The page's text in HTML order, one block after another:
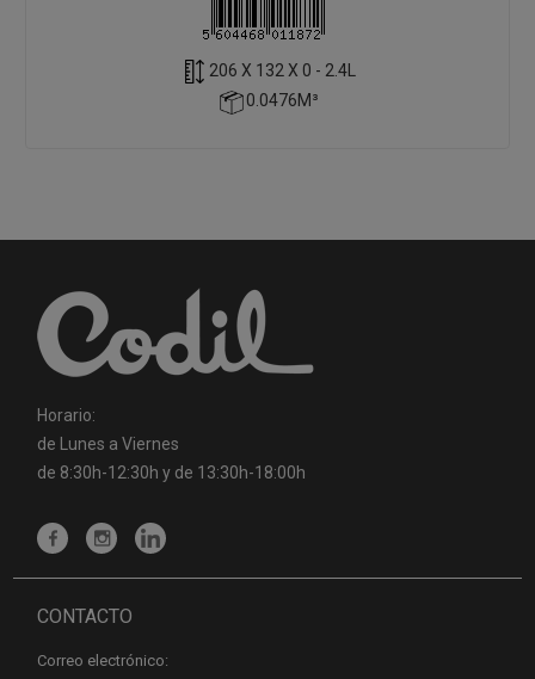
206 X 132 X 0 - 2.4L
0.0476M³
Horario:
de Lunes a Viernes
de 8:30h-12:30h y de 13:30h-18:00h
CONTACTO
Correo electrónico: